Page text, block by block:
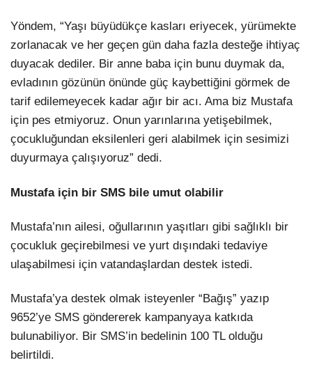
Yöndem, “Yaşı büyüdükçe kasları eriyecek, yürümekte
zorlanacak ve her geçen gün daha fazla desteğe ihtiyaç
duyacak dediler. Bir anne baba için bunu duymak da,
evladının gözünün önünde güç kaybettiğini görmek de
tarif edilemeyecek kadar ağır bir acı. Ama biz Mustafa
için pes etmiyoruz. Onun yarınlarına yetişebilmek,
çocukluğundan eksilenleri geri alabilmek için sesimizi
duyurmaya çalışıyoruz” dedi.
Mustafa için bir SMS bile umut olabilir
Mustafa’nın ailesi, oğullarının yaşıtları gibi sağlıklı bir
çocukluk geçirebilmesi ve yurt dışındaki tedaviye
ulaşabilmesi için vatandaşlardan destek istedi.
Mustafa’ya destek olmak isteyenler “Bağış” yazıp
9652’ye SMS göndererek kampanyaya katkıda
bulunabiliyor. Bir SMS’in bedelinin 100 TL olduğu
belirtildi.